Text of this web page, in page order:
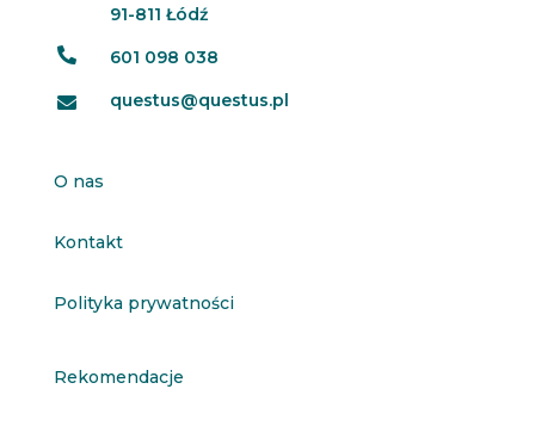
91-811 Łódź
 601 098 038
 questus@questus.pl
O nas
Kontakt
Polityka prywatności
Rekomendacje